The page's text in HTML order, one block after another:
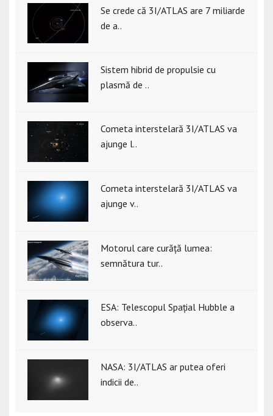
Se crede că 3I/ATLAS are 7 miliarde
de a..
Sistem hibrid de propulsie cu
plasmă de ..
Cometa interstelară 3I/ATLAS va
ajunge l..
Cometa interstelară 3I/ATLAS va
ajunge v..
Motorul care curăță lumea:
semnătura tur..
ESA: Telescopul Spațial Hubble a
observa..
NASA: 3I/ATLAS ar putea oferi
indicii de..